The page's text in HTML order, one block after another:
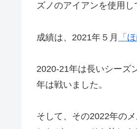
ズノのアイアンを使用し
成績は、2021年５月 「
2020-21年は長いシーズ
年は戦いました。
そして、その2022年の